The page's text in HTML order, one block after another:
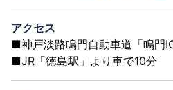
アクセス
■神戸淡路鳴門自動車道「鳴門
■JR「徳島駅」より車で10分